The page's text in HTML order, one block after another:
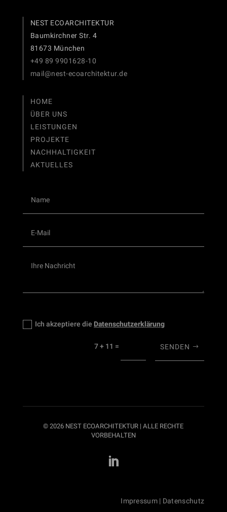
NEST ECOARCHITEKTUR
Baumkirchner Str. 4
81673 München
+49 89 9901628-10
mail@nest-ecoarchitektur.de
HOME
ÜBER UNS
LEISTUNGEN
PROJEKTE
NACHHALTIGKEIT
AKTUELLES
Ich akzeptiere die Datenschutzerklärung
7 + 11 = SENDEN
© 2026 NEST ECOARCHITEKTUR | ALLE RECHTE
VORBEHALTEN

Impressum| Datenschutz